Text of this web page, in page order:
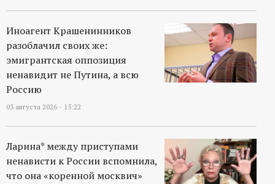
Иноагент Крашенинников
разоблачил своих же:
эмигрантская оппозиция
ненавидит не Путина, а всю
Россию
03 августа 2026 - 15:22
Ларина* между приступами
ненависти к России вспомнила,
что она «коренной москвич»